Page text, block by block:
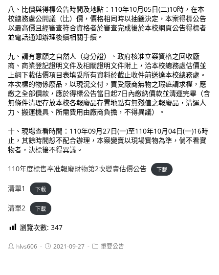
八、比價與得標公告時間及地點：110年10月05日(二)10時，在本
校總務處公開議（比）價，價格相同時以抽籤決定，本案得標公告
以最高價且經審查符合資格者於審查完成後於本校網頁公告得標者
並電話通知辦理後續相關手續。
九、請有意願之自然人（身分證）、政府核准立案資格之回收廠
商、商業登記證明文件及相關證明文件附上，洽本校總務處估價並
上網下載估價項目表填妥所有資料於截止收件前送達本校總務處。
本次標的物係廢品，以現況交付，買受廠商無物之瑕疵請求權，應
繳之全部價款，應於得標公告當日起7日內繳納價款並清運完畢（含
無條件清理存放本校各報廢品存置地點有無殘值之報廢品，清運人
力、搬運機具、所需費用由廠商負擔，不得異議）。
十、現場查看時間：110年09月27日(一)至110年10月04日(一)16時
止，其餘時間恕不配合辦理，本案變賣以現場實物為準，倘不看實
物者，決標後不得異議。
110年度標售奉准報廢財物第2次變賣估價公告 下載
清單1 下載
清單2 下載
瀏覽次數: 347
Posthlvs606
Post2021-09-27
Post重要公告